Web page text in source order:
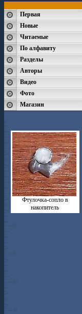
Первая
Новые
Читаемые
По алфавиту
Разделы
Авторы
Видео
Фото
Магазин
Фтулочка-сопло в
накопитель